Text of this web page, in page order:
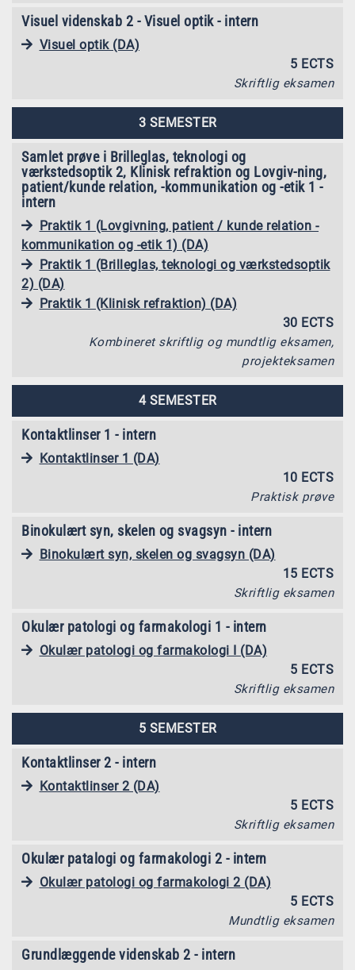
Visuel videnskab 2 - Visuel optik - intern
Visuel optik (DA)
5 ECTS
Skriftlig eksamen
3 SEMESTER
Samlet prøve i Brilleglas, teknologi og
værkstedsoptik 2, Klinisk refraktion og Lovgiv-ning,
patient/kunde relation, -kommunikation og -etik 1 -
intern
Praktik 1 (Lovgivning, patient / kunde relation -
kommunikation og -etik 1) (DA)
Praktik 1 (Brilleglas, teknologi og værkstedsoptik
2) (DA)
Praktik 1 (Klinisk refraktion) (DA)
30 ECTS
Kombineret skriftlig og mundtlig eksamen,
projekteksamen
4 SEMESTER
Kontaktlinser 1 - intern
Kontaktlinser 1 (DA)
10 ECTS
Praktisk prøve
Binokulært syn, skelen og svagsyn - intern
Binokulært syn, skelen og svagsyn (DA)
15 ECTS
Skriftlig eksamen
Okulær patologi og farmakologi 1 - intern
Okulær patologi og farmakologi I (DA)
5 ECTS
Skriftlig eksamen
5 SEMESTER
Kontaktlinser 2 - intern
Kontaktlinser 2 (DA)
5 ECTS
Skriftlig eksamen
Okulær patalogi og farmakologi 2 - intern
Okulær patologi og farmakologi 2 (DA)
5 ECTS
Mundtlig eksamen
Grundlæggende videnskab 2 - intern